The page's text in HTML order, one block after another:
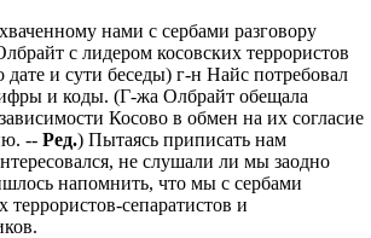
нами с сербами разговору
с лидером косовских террористов
и сути беседы) г-н Найс потребовал
и коды. (Г-жа Олбрайт обещала
Косово в обмен на их согласие
-- Ред.) Пытаясь приписать нам
не слушали ли мы заодно
напомнить, что мы с сербами
сепаратистов и